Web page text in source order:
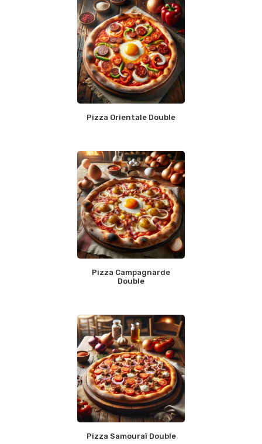
Pizza Orientale Double
Pizza Campagnarde
Double
Pizza Samouraï Double